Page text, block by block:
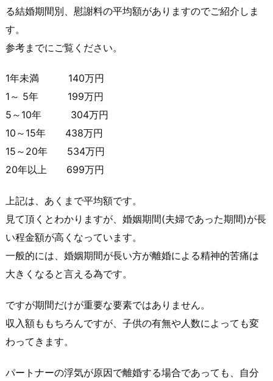
る結婚期間別、慰謝料の平均額がありますのでご紹介しま
す。
参考までにご覧ください。
1年未満 140万円
1～ 5年 199万円
5～10年 304万円
10～15年 438万円
15～20年 534万円
20年以上 699万円
上記は、あくまで平均額です。
見て頂くとわかりますが、婚姻期間(夫婦であった期間)が長
い程金額が高くなっています。
一般的には、婚姻期間が長い方が離婚による精神的苦痛は
大きくなると言える為です。
ですが期間だけが重要な要素ではありません。
収入額ももちろんですが、子供の有無や人数によっても変
わってきます。
パートナーの浮気が原因で離婚する場合であっても、自分